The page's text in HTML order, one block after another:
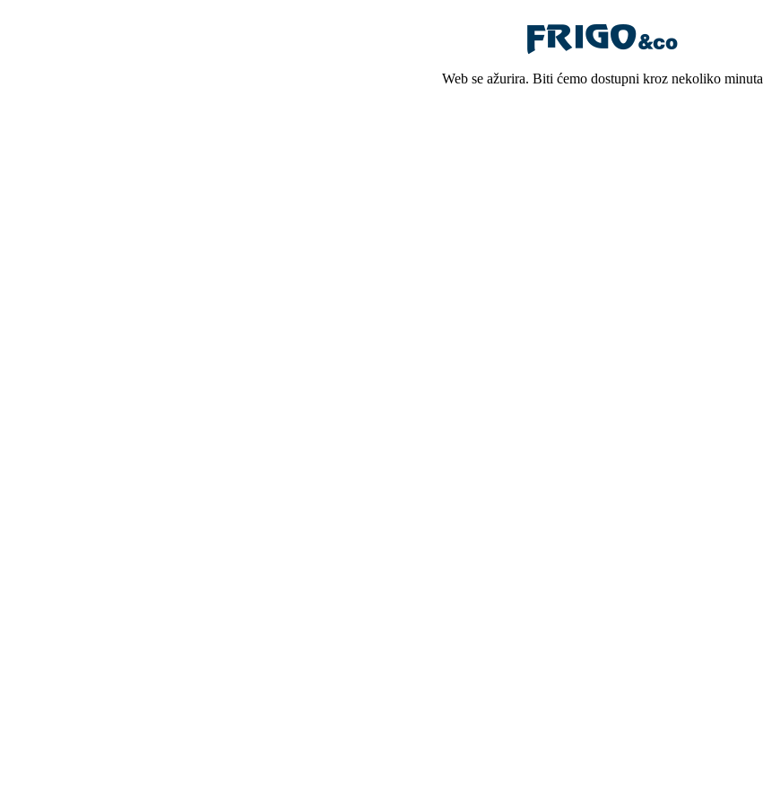
Web se ažurira. Biti ćemo dostupni kroz nekoliko minuta